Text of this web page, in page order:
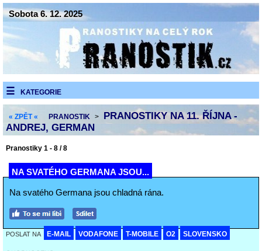
Sobota 6. 12. 2025
KATEGORIE
« ZPĚT « PRANOSTIK >
PRANOSTIKY NA 11. ŘÍJNA -
ANDREJ, GERMAN
Pranostiky 1 - 8 / 8
NA SVATÉHO GERMANA JSOU...
Na svatého Germana jsou chladná rána.
POSLAT NA E-MAIL VODAFONE T-MOBILE O2 SLOVENSKO